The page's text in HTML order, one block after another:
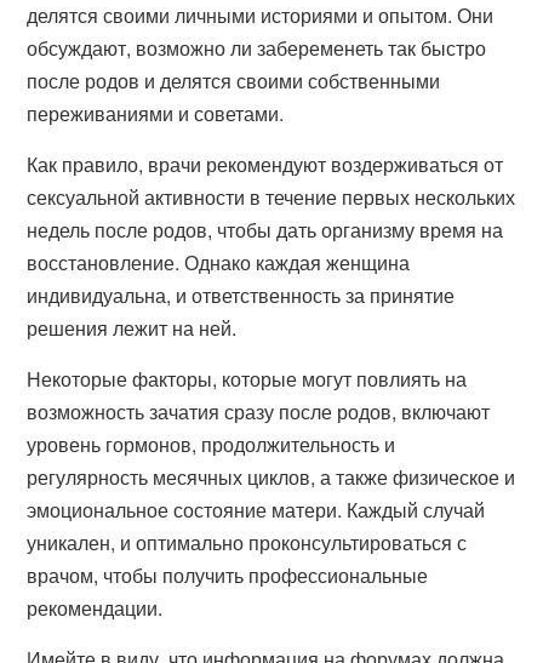
делятся своими личными историями и опытом. Они
обсуждают, возможно ли забеременеть так быстро
после родов и делятся своими собственными
переживаниями и советами.
Как правило, врачи рекомендуют воздерживаться от
сексуальной активности в течение первых нескольких
недель после родов, чтобы дать организму время на
восстановление. Однако каждая женщина
индивидуальна, и ответственность за принятие
решения лежит на ней.
Некоторые факторы, которые могут повлиять на
возможность зачатия сразу после родов, включают
уровень гормонов, продолжительность и
регулярность месячных циклов, а также физическое и
эмоциональное состояние матери. Каждый случай
уникален, и оптимально проконсультироваться с
врачом, чтобы получить профессиональные
рекомендации.